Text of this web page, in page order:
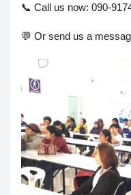
📞 Call us now: 090-
💬 Or send us a